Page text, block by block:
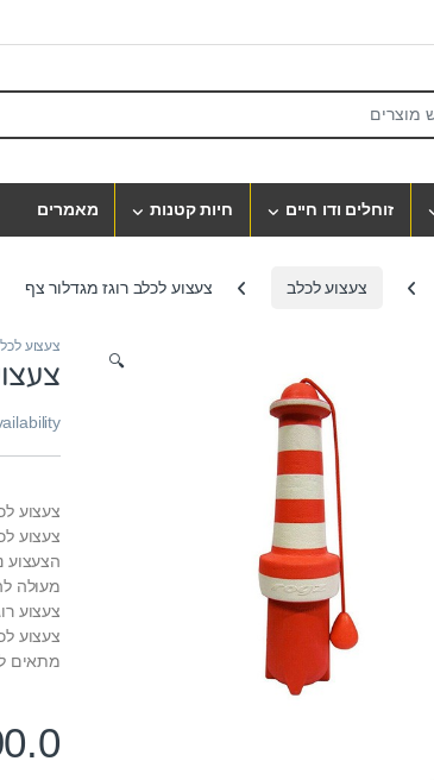
זוחלים ודו חיים חיות קטנות מאמרים
צעצוע לכלב צעצוע לכלב רוגז מגדלור צף
🔍
צעצוע
צעצוע
צעצוע
הצעצוע
מעולה
צעצוע
מתאים